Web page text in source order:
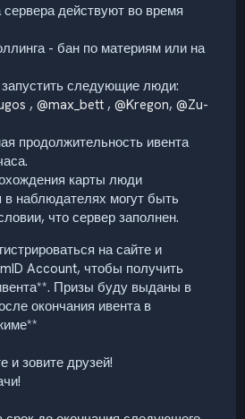
действуют во время
- бан по материям или на
следующие люди:
, @max_bett , @Kregon, @Zu-
продолжительность ивента
карты люди
наблюдателях могут быть
что сервер заполнен.
на сайте и
Account, чтобы получить
Призы буду выданы в
окончания ивента в
и зовите друзей!